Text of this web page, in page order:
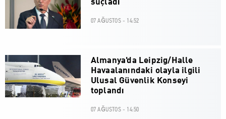
suçladı
07 AĞUSTOS - 14:52
Almanya'da Leipzig/Halle
Havaalanındaki olayla ilgili
Ulusal Güvenlik Konseyi
toplandı
07 AĞUSTOS - 14:50